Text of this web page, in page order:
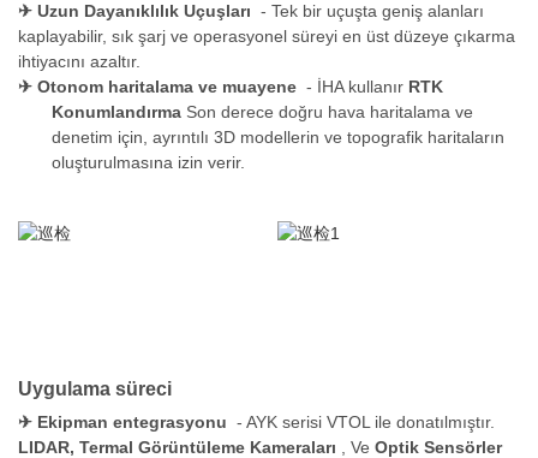
✈ Uzun Dayanıklılık Uçuşları - Tek bir uçuşta geniş alanları
kaplayabilir, sık şarj ve operasyonel süreyi en üst düzeye çıkarma
ihtiyacını azaltır.
✈ Otonom haritalama ve muayene - İHA kullanır RTK
Konumlandırma Son derece doğru hava haritalama ve
denetim için, ayrıntılı 3D modellerin ve topografik haritaların
oluşturulmasına izin verir.
Uygulama süreci
✈ Ekipman entegrasyonu - AYK serisi VTOL ile donatılmıştır.
LIDAR, Termal Görüntüleme Kameraları
, Ve Optik Sensörler